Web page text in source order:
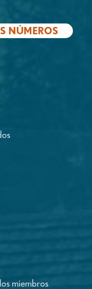
NÚMEROS
miembros